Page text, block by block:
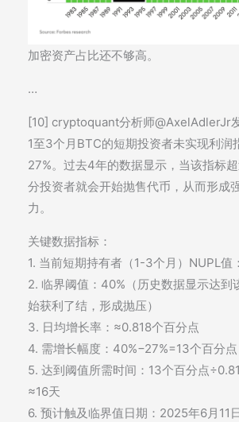
加密资产占比还不够高。
…
[10] cryptoquant分析师@AxelAdlerJr
1至3个月BTC的短期投资者未实现利润
27%。过去4年的数据显示，当该指标
分投资者就会开始抛售代币，从而形成
力。
关键数据指标：
1. 当前短期持有者（1-3个月）NUPL值
2. 临界阈值：40%（历史数据显示达到
始获利了结，形成抛压）
3. 日均增长率：≈0.818个百分点
4. 需增长幅度：40%−27%=13个百分点
5. 达到阈值所需时间：13个百分点
≈16天
6. 预计触及临界值日期：2025年6月11